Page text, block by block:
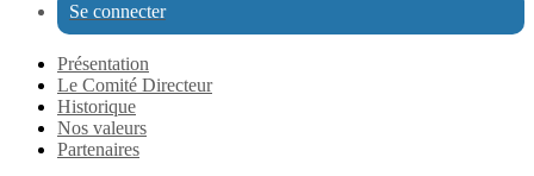
Se connecter
Présentation
Le Comité Directeur
Historique
Nos valeurs
Partenaires